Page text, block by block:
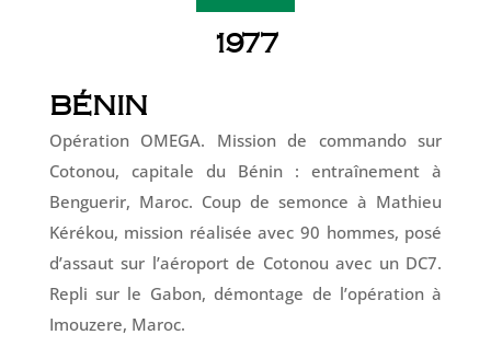
1977
BÉNIN
Opération OMEGA. Mission de commando sur
Cotonou, capitale du Bénin : entraînement à
Benguerir, Maroc. Coup de semonce à Mathieu
Kérékou, mission réalisée avec 90 hommes, posé
d’assaut sur l’aéroport de Cotonou avec un DC7.
Repli sur le Gabon, démontage de l’opération à
Imouzere, Maroc.